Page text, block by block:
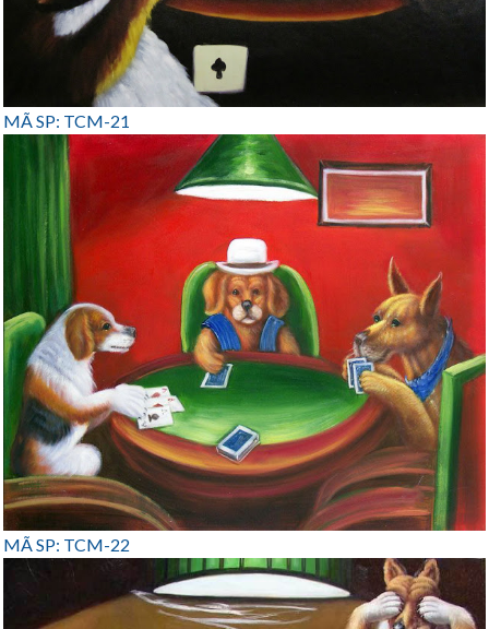
MÃ SP: TCM-21
MÃ SP: TCM-22